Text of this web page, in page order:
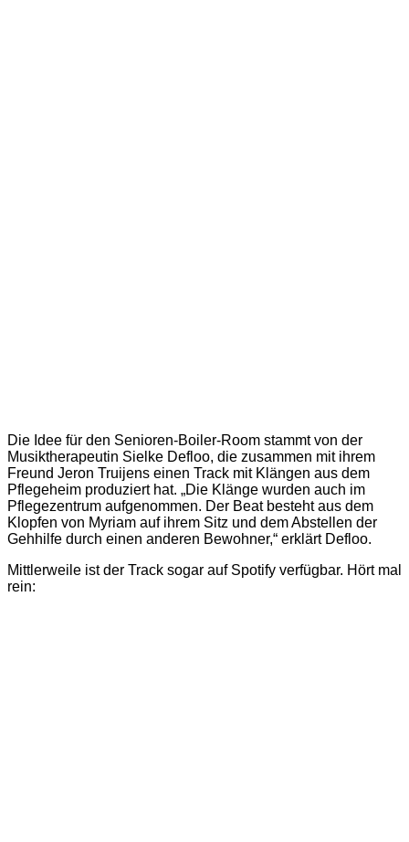
Die Idee für den Senioren-Boiler-Room stammt von der
Musiktherapeutin Sielke Defloo, die zusammen mit ihrem
Freund Jeron Truijens einen Track mit Klängen aus dem
Pflegeheim produziert hat. „Die Klänge wurden auch im
Pflegezentrum aufgenommen. Der Beat besteht aus dem
Klopfen von Myriam auf ihrem Sitz und dem Abstellen der
Gehhilfe durch einen anderen Bewohner,“ erklärt Defloo.
Mittlerweile ist der Track sogar auf Spotify verfügbar. Hört mal
rein: